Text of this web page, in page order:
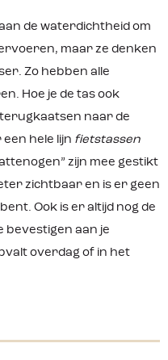
Pack Ook geschikt voor
Taillebanden met
Laag gewicht Fel
3M Scotchlite reflectoren
de waterdichtheid om
maar ze denken
Zo hebben alle
Hoe je de tas ook
naar de
hele lijn fietstassen
zijn mee gestikt
zichtbaar en is er geen
Ook is er altijd nog de
bevestigen aan je
overdag of in het